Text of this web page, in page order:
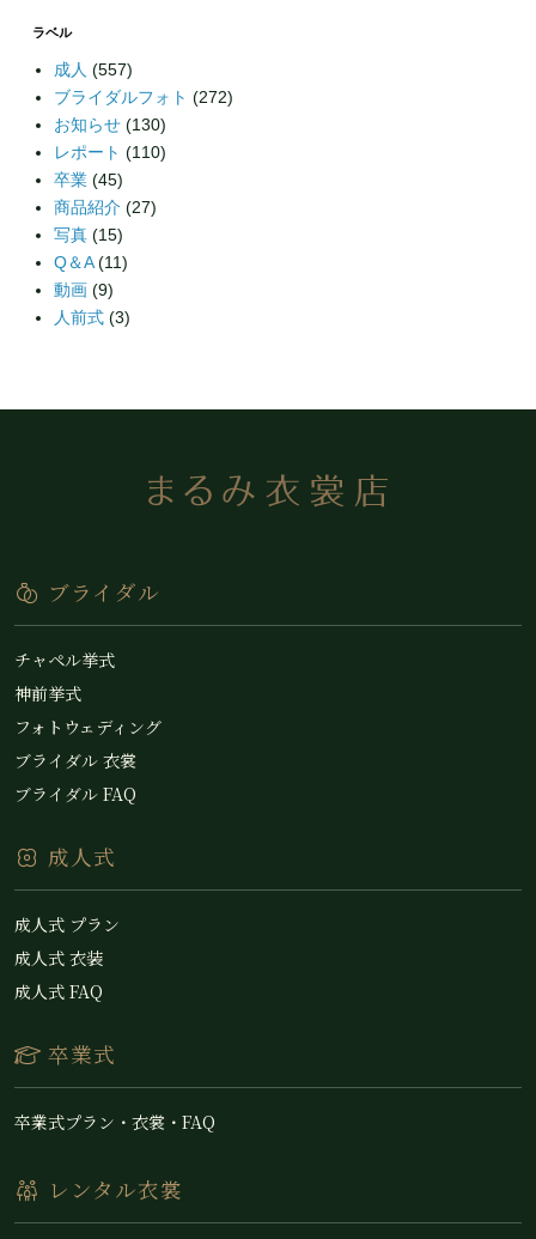
ラベル
成人 (557)
ブライダルフォト (272)
お知らせ (130)
レポート (110)
卒業 (45)
商品紹介 (27)
写真 (15)
Q＆A(11)
動画 (9)
人前式 (3)
ブライダル
チャペル挙式
神前挙式
フォトウェディング
ブライダル 衣裳
ブライダル FAQ
成人式
成人式 プラン
成人式 衣装
成人式 FAQ
卒業式
卒業式プラン・衣裳・FAQ
レンタル衣裳